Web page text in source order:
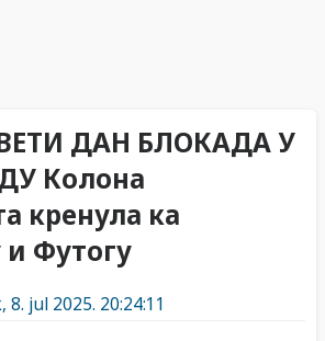
ДАН БЛОКАДА У
Колона
кренула ка
и Футогу
jul 2025. 20:24:11